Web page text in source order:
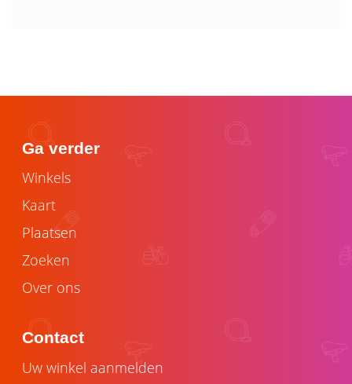
Ga verder
Winkels
Kaart
Plaatsen
Zoeken
Over ons
Contact
Uw winkel aanmelden